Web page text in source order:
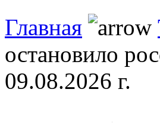
Главная
остановило
09.08.2026 г.